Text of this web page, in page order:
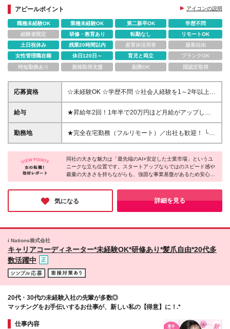
アピールポイント
アイコンの説明
職種未経験OK 業種未経験OK 第二新卒OK
学歴不問
経験者限定
研修・教育あり 転勤なし
リモートOK
土日祝休み
残業20時間以内 産育休活用有
服装自由
女性管理職在籍
休日120日～ 育児と両立
ブランクOK
時短勤務あり
資格取得支援 副業OK 国認定取得
応募資格
☆未経験OK ☆学歴不問 ☆社会人経験を1～2年以上お
持ちの方 ┗報連相がしっかりできるなど、基本的な
ビジネススキルがあればOKです◎ *＼こんな方にピッ
分のアイデアを活かしてカタチにしたい方 ◎コミュ
ニケーションを取ることが好きな方 ◎問題解決や誰
ンタビュー！魅力を語ってもらいました／* 自身の意
見が形になる裁量の大きさと、周囲のポジティブな声
掛けによる心理的安全性がやりがいに直結していま
す！土日祝休みの完全フルリモートで通勤時間がない
のも嬉しいポイント。今後のライフステージの変化を
見据えても、勤務地や働き方を気にせず長く安心して
働ける、風通しの良い温かな環境が整っている点に魅
給与
★昇給年2回！1年半で20万円ほど月給がアップした
事例あり 月給29.8万円～＋賞与＋各種手当 ※経験・
スキルを考慮の上、優遇いたします ※固定残業代（月
はありません
勤務地
★完全在宅勤務（フルリモート）／出社も歓迎！ └イ
ベントやセミナーなどで年に10回ほど出勤いただくこ
とがあります └研修期間中は出社対応も可能（オフィ
スでのサポート体制あり） ★転勤なし リモート・出
社どちらにも対応できるハイブリッドな環境です。
「家で集中したい」も「オフィスで働きたい」も、あ
なたのスタイルに合わせて柔軟に対応します！ 【本
社】 東京都品川区東五反田1丁目10番7号 アイオス五
同社の大きな魅力は「最先端のAI×安定した士業市場」というユ
ニークな立ち位置です。スタートアップならではのスピード感や
裁量の大きさを持ちながらも、強固な事業基盤があるため安心し
て挑戦できる環境が整っています。フルリモートでありながらフ
ォロー体制も手厚く、自ら学ぶ意欲さえあれば未経験からでも一
気に市場価値を高められるでしょう。仕事もプライベートも全力
で楽しみたい方にピッタリの企業さんです♪
気になる 詳細を見る
i Nations株式会社
キャリアコーディネーター*未経験OK*研修あり*髪爪自由*20代多
数活躍中
20代・30代の未経験入社の先輩が多数◎
マッチングをお手伝いするお仕事が、新しい私の【得意】に！.*
仕事内容